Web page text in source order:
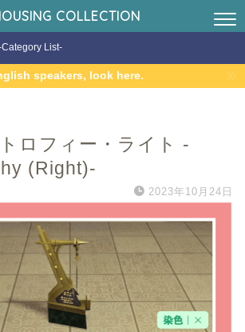
COLLECTION
Category List-
speakers, look here.
ロフィー・ライト -
(Right)-
2023年10月24日